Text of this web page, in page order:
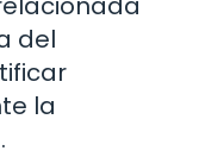
del
la